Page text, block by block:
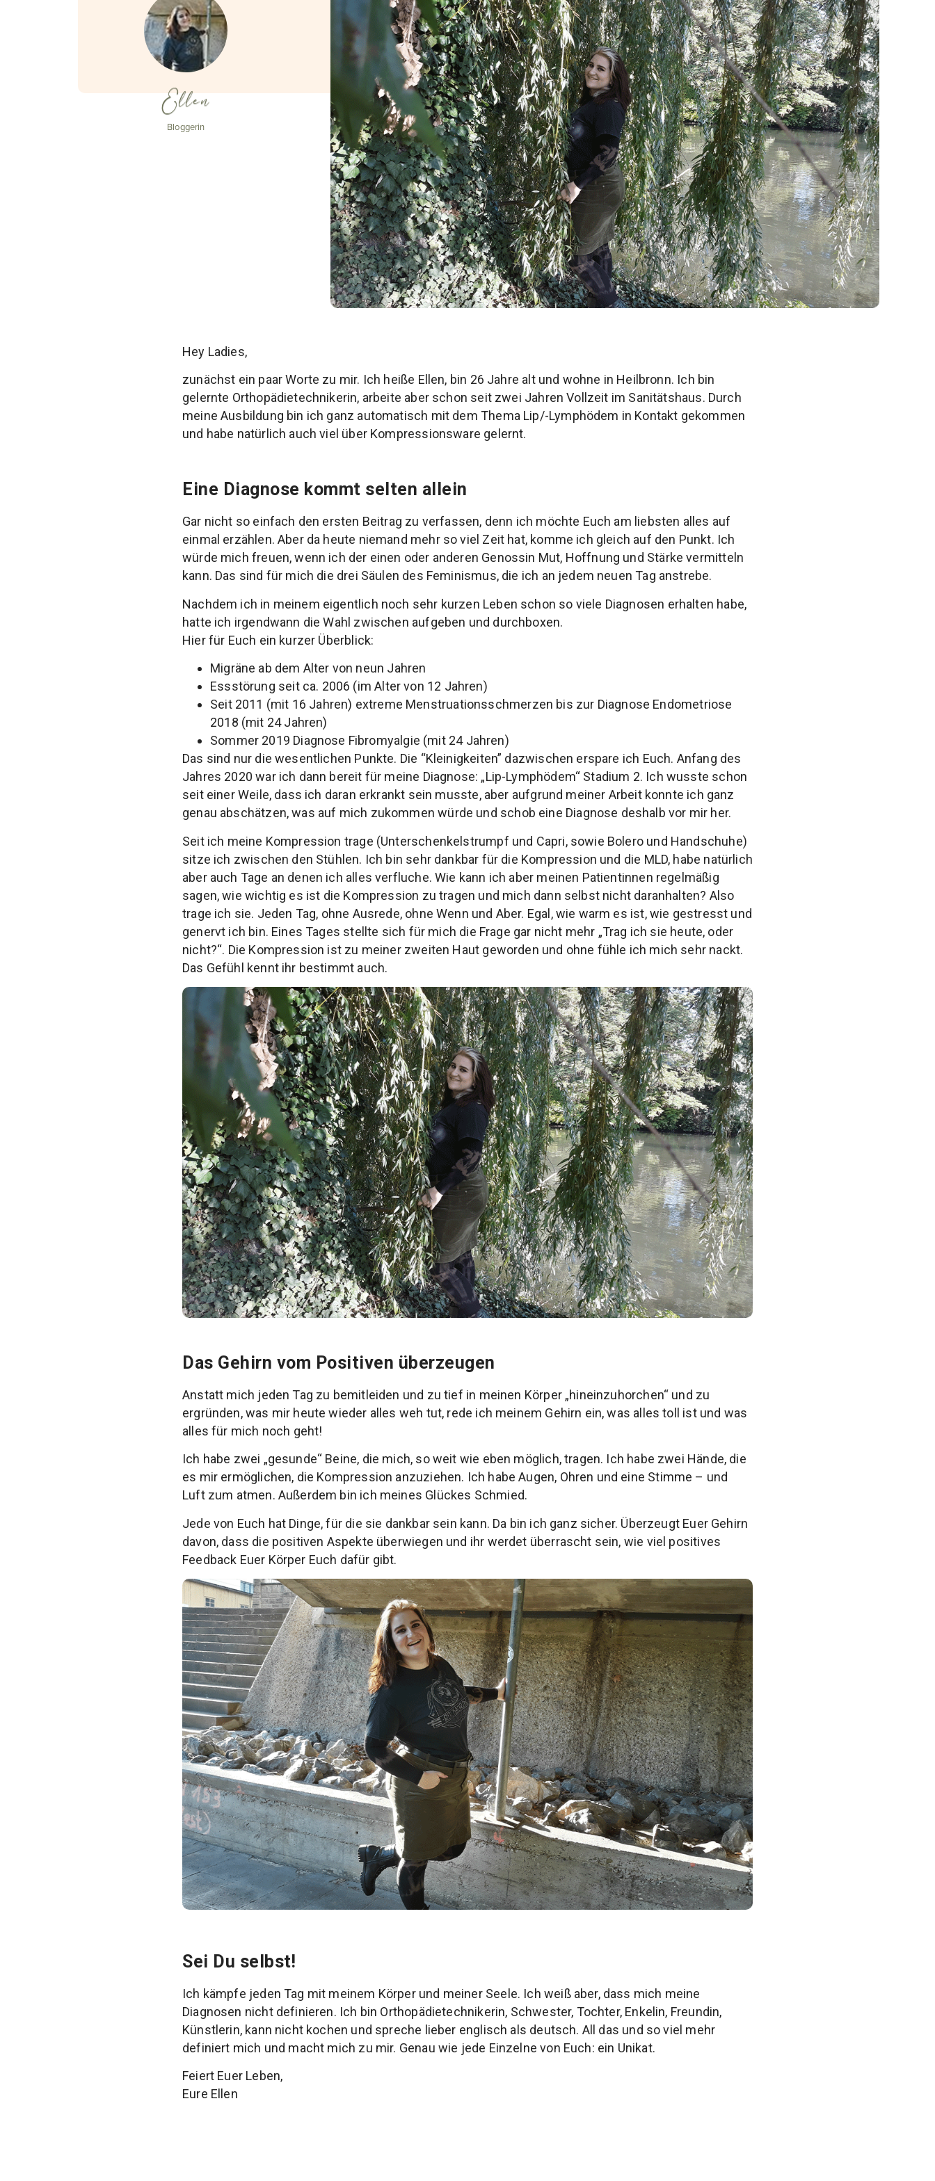
Ellen
Bloggerin
Hey Ladies,
zunächst ein paar Worte zu mir. Ich heiße Ellen, bin 26 Jahre alt und wohne in Heilbronn. Ich bin
gelernte Orthopädietechnikerin, arbeite aber schon seit zwei Jahren Vollzeit im Sanitätshaus. Durch
meine Ausbildung bin ich ganz automatisch mit dem Thema Lip/-Lymphödem in Kontakt gekommen
und habe natürlich auch viel über Kompressionsware gelernt.
Eine Diagnose kommt selten allein
Gar nicht so einfach den ersten Beitrag zu verfassen, denn ich möchte Euch am liebsten alles auf
einmal erzählen. Aber da heute niemand mehr so viel Zeit hat, komme ich gleich auf den Punkt. Ich
würde mich freuen, wenn ich der einen oder anderen Genossin Mut, Hoffnung und Stärke vermitteln
kann. Das sind für mich die drei Säulen des Feminismus, die ich an jedem neuen Tag anstrebe.
Nachdem ich in meinem eigentlich noch sehr kurzen Leben schon so viele Diagnosen erhalten habe,
hatte ich irgendwann die Wahl zwischen aufgeben und durchboxen.
Hier für Euch ein kurzer Überblick:
Migräne ab dem Alter von neun Jahren
Essstörung seit ca. 2006 (im Alter von 12 Jahren)
Seit 2011 (mit 16 Jahren) extreme Menstruationsschmerzen bis zur Diagnose Endometriose
2018 (mit 24 Jahren)
Sommer 2019 Diagnose Fibromyalgie (mit 24 Jahren)
Das sind nur die wesentlichen Punkte. Die “Kleinigkeiten” dazwischen erspare ich Euch. Anfang des
Jahres 2020 war ich dann bereit für meine Diagnose: „Lip-Lymphödem“ Stadium 2. Ich wusste schon
seit einer Weile, dass ich daran erkrankt sein musste, aber aufgrund meiner Arbeit konnte ich ganz
genau abschätzen, was auf mich zukommen würde und schob eine Diagnose deshalb vor mir her.
Seit ich meine Kompression trage (Unterschenkelstrumpf und Capri, sowie Bolero und Handschuhe)
sitze ich zwischen den Stühlen. Ich bin sehr dankbar für die Kompression und die MLD, habe natürlich
aber auch Tage an denen ich alles verfluche. Wie kann ich aber meinen Patientinnen regelmäßig
sagen, wie wichtig es ist die Kompression zu tragen und mich dann selbst nicht daranhalten? Also
trage ich sie. Jeden Tag, ohne Ausrede, ohne Wenn und Aber. Egal, wie warm es ist, wie gestresst und
genervt ich bin. Eines Tages stellte sich für mich die Frage gar nicht mehr „Trag ich sie heute, oder
nicht?“. Die Kompression ist zu meiner zweiten Haut geworden und ohne fühle ich mich sehr nackt.
Das Gefühl kennt ihr bestimmt auch.
Das Gehirn vom Positiven überzeugen
Anstatt mich jeden Tag zu bemitleiden und zu tief in meinen Körper „hineinzuhorchen“ und zu
ergründen, was mir heute wieder alles weh tut, rede ich meinem Gehirn ein, was alles toll ist und was
alles für mich noch geht!
Ich habe zwei „gesunde“ Beine, die mich, so weit wie eben möglich, tragen. Ich habe zwei Hände, die
es mir ermöglichen, die Kompression anzuziehen. Ich habe Augen, Ohren und eine Stimme – und
Luft zum atmen. Außerdem bin ich meines Glückes Schmied.
Jede von Euch hat Dinge, für die sie dankbar sein kann. Da bin ich ganz sicher. Überzeugt Euer Gehirn
davon, dass die positiven Aspekte überwiegen und ihr werdet überrascht sein, wie viel positives
Feedback Euer Körper Euch dafür gibt.
Sei Du selbst!
Ich kämpfe jeden Tag mit meinem Körper und meiner Seele. Ich weiß aber, dass mich meine
Diagnosen nicht definieren. Ich bin Orthopädietechnikerin, Schwester, Tochter, Enkelin, Freundin,
Künstlerin, kann nicht kochen und spreche lieber englisch als deutsch. All das und so viel mehr
definiert mich und macht mich zu mir. Genau wie jede Einzelne von Euch: ein Unikat.
Feiert Euer Leben,
Eure Ellen